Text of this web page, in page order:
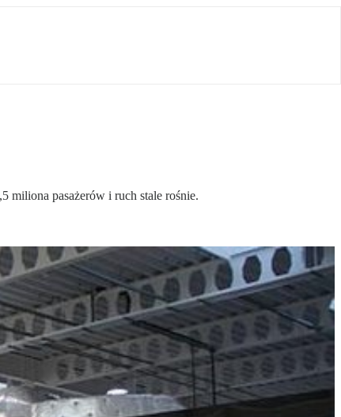
miliona pasażerów i ruch stale rośnie.